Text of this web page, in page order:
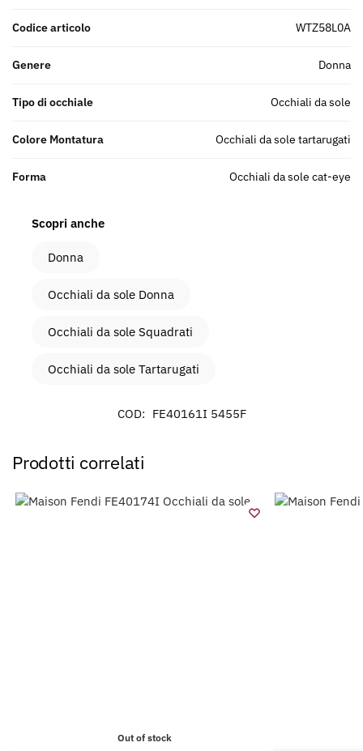
Codice articolo WTZ58L0A
Genere donna
Tipo di occhiale Occhiali da sole
Colore Montatura Occhiali da sole tartarugati
Forma Occhiali da sole cat-eye
Scopri anche
Donna
Occhiali da sole Donna
Occhiali da sole Squadrati
Occhiali da sole Tartarugati
COD: FE40161I 5455F
Prodotti correlati
Out of stock